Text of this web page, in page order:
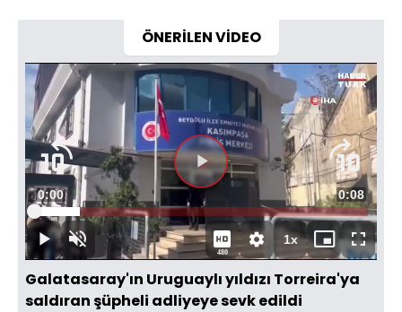
ÖNERİLEN VİDEO
Videoyu
Oynat
OynatSesi
Aç
Süre
0:00 Toplam
Süre
0:08
480
Yüklendi:
40.86%
1xOynatma
Hızı
Mini
oynatıcı
Tam
Ekran
Galatasaray'ın Uruguaylı yıldızı Torreira'ya
saldıran şüpheli adliyeye sevk edildi